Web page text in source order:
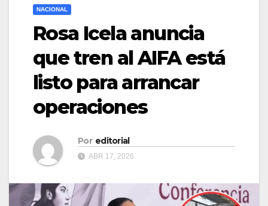
NACIONAL
Rosa Icela anuncia
que tren al AIFA está
listo para arrancar
operaciones
Por editorial
ABR 17, 2026